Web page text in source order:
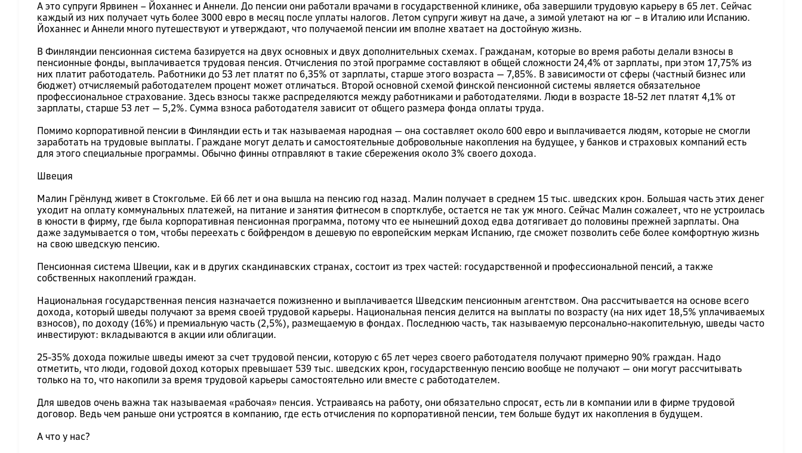
А это супруги Ярвинен – Йоханнес и Аннели. До пенсии они работали врачами в государственной клинике, оба завершили трудовую карьеру в 65 лет. Сейчас
каждый из них получает чуть более 3000 евро в месяц после уплаты налогов. Летом супруги живут на даче, а зимой улетают на юг – в Италию или Испанию.
Йоханнес и Аннели много путешествуют и утверждают, что получаемой пенсии им вполне хватает на достойную жизнь.
В Финляндии пенсионная система базируется на двух основных и двух дополнительных схемах. Гражданам, которые во время работы делали взносы в
пенсионные фонды, выплачивается трудовая пенсия. Отчисления по этой программе составляют в общей сложности 24,4% от зарплаты, при этом 17,75% из
них платит работодатель. Работники до 53 лет платят по 6,35% от зарплаты, старше этого возраста — 7,85%. В зависимости от сферы (частный бизнес или
бюджет) отчисляемый работодателем процент может отличаться. Второй основной схемой финской пенсионной системы является обязательное
профессиональное страхование. Здесь взносы также распределяются между работниками и работодателями. Люди в возрасте 18-52 лет платят 4,1% от
зарплаты, старше 53 лет — 5,2%. Сумма взноса работодателя зависит от общего размера фонда оплаты труда.
Помимо корпоративной пенсии в Финляндии есть и так называемая народная — она составляет около 600 евро и выплачивается людям, которые не смогли
заработать на трудовые выплаты. Граждане могут делать и самостоятельные добровольные накопления на будущее, у банков и страховых компаний есть
для этого специальные программы. Обычно финны отправляют в такие сбережения около 3% своего дохода.
Швеция
Малин Грёнлунд живет в Стокгольме. Ей 66 лет и она вышла на пенсию год назад. Малин получает в среднем 15 тыс. шведских крон. Большая часть этих денег
уходит на оплату коммунальных платежей, на питание и занятия фитнесом в спортклубе, остается не так уж много. Сейчас Малин сожалеет, что не устроилась
в юности в фирму, где была корпоративная пенсионная программа, потому что ее нынешний доход едва дотягивает до половины прежней зарплаты. Она
даже задумывается о том, чтобы переехать с бойфрендом в дешевую по европейским меркам Испанию, где сможет позволить себе более комфортную жизнь
на свою шведскую пенсию.
Пенсионная система Швеции, как и в других скандинавских странах, состоит из трех частей: государственной и профессиональной пенсий, а также
собственных накоплений граждан.
Национальная государственная пенсия назначается пожизненно и выплачивается Шведским пенсионным агентством. Она рассчитывается на основе всего
дохода, который шведы получают за время своей трудовой карьеры. Национальная пенсия делится на выплаты по возрасту (на них идет 18,5% уплачиваемых
взносов), по доходу (16%) и премиальную часть (2,5%), размещаемую в фондах. Последнюю часть, так называемую персонально-накопительную, шведы часто
инвестируют: вкладываются в акции или облигации.
25-35% дохода пожилые шведы имеют за счет трудовой пенсии, которую с 65 лет через своего работодателя получают примерно 90% граждан. Надо
отметить, что люди, годовой доход которых превышает 539 тыс. шведских крон, государственную пенсию вообще не получают — они могут рассчитывать
только на то, что накопили за время трудовой карьеры самостоятельно или вместе с работодателем.
Для шведов очень важна так называемая «рабочая» пенсия. Устраиваясь на работу, они обязательно спросят, есть ли в компании или в фирме трудовой
договор. Ведь чем раньше они устроятся в компанию, где есть отчисления по корпоративной пенсии, тем больше будут их накопления в будущем.
А что у нас?